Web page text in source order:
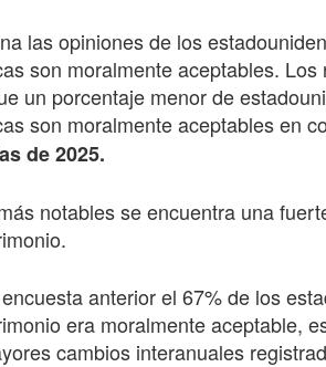
las opiniones de los
son moralmente aceptables.
un porcentaje menor de
son moralmente aceptables en
de 2025.
notables se encuentra una
anterior el 67% de los
era moralmente aceptable,
cambios interanuales